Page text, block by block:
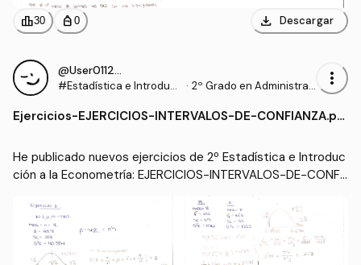
leaderboard30 personal_bag 0 download Descargar
@User011294
#Estadística e Introduc
· 2º Grado en Administrac
sas (UDC)
more_vert
Ejercicios-EJERCICIOS-INTERVALOS-DE-CONFIANZA.pd
He publicado nuevos ejercicios de 2º Estadística e Introduc
ción a la Econometría: EJERCICIOS-INTERVALOS-DE-CONFI